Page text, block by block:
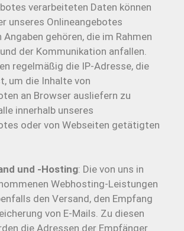
verarbeiteten Daten können
unseres Onlineangebotes
gehören, die im Rahmen
der Kommunikation anfallen.
regelmäßig die IP-Adresse, die
um die Inhalte von
an Browser ausliefern zu
innerhalb unseres
oder von Webseiten getätigten
und -Hosting: Die von uns in
Webhosting-Leistungen
den Versand, den Empfang
von E-Mails. Zu diesen
die Adressen der Empfänger